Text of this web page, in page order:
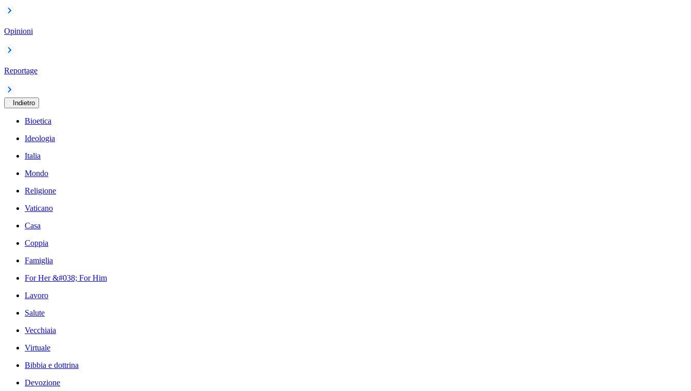
Opinioni
Reportage
Indietro
Bioetica
Ideologia
Italia
Mondo
Religione
Vaticano
Casa
Coppia
Famiglia
For Her &#038; For Him
Lavoro
Salute
Vecchiaia
Virtuale
Bibbia e dottrina
Devozione